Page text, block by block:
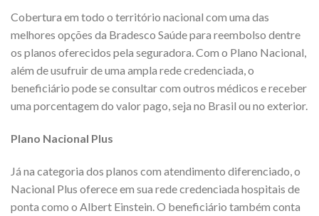
Cobertura em todo o território nacional com uma das
melhores opções da Bradesco Saúde para reembolso dentre
os planos oferecidos pela seguradora. Com o Plano Nacional,
além de usufruir de uma ampla rede credenciada, o
beneficiário pode se consultar com outros médicos e receber
uma porcentagem do valor pago, seja no Brasil ou no exterior.
Plano Nacional Plus
Já na categoria dos planos com atendimento diferenciado, o
Nacional Plus oferece em sua rede credenciada hospitais de
ponta como o Albert Einstein. O beneficiário também conta